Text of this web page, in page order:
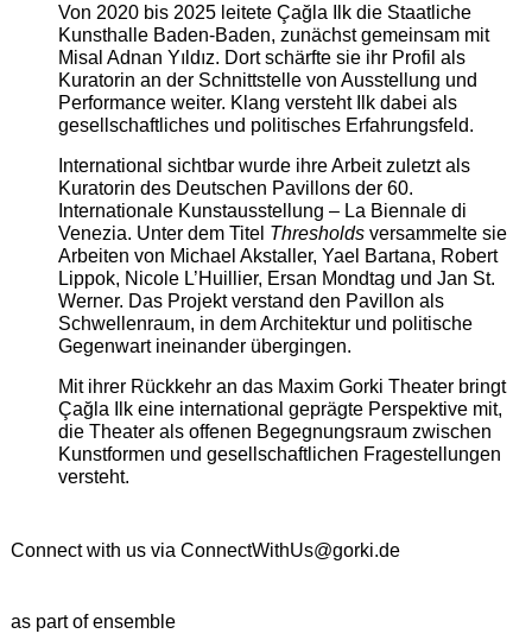
Von 2020 bis 2025 leitete Çağla Ilk die Staatliche
Kunsthalle Baden-Baden, zunächst gemeinsam mit
Misal Adnan Yıldız. Dort schärfte sie ihr Profil als
Kuratorin an der Schnittstelle von Ausstellung und
Performance weiter. Klang versteht Ilk dabei als
gesellschaftliches und politisches Erfahrungsfeld.
International sichtbar wurde ihre Arbeit zuletzt als
Kuratorin des Deutschen Pavillons der 60.
Internationale Kunstausstellung – La Biennale di
Venezia. Unter dem Titel Thresholdsversammelte sie
Arbeiten von Michael Akstaller, Yael Bartana, Robert
Lippok, Nicole L’Huillier, Ersan Mondtag und Jan St.
Werner. Das Projekt verstand den Pavillon als
Schwellenraum, in dem Architektur und politische
Gegenwart ineinander übergingen.
Mit ihrer Rückkehr an das Maxim Gorki Theater bringt
Çağla Ilk eine international geprägte Perspektive mit,
die Theater als offenen Begegnungsraum zwischen
Kunstformen und gesellschaftlichen Fragestellungen
versteht.
Connect with us via ConnectWithUs@gorki.de
as part of ensemble